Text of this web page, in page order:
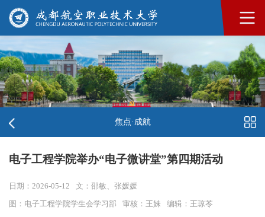
焦点·成航
电子工程学院举办“电子微讲堂”第四期活动
日期：2026-05-12 文：邵敏、张媛媛
图：电子工程学院学生会学习部 审核：王姝 编辑：王琼苓